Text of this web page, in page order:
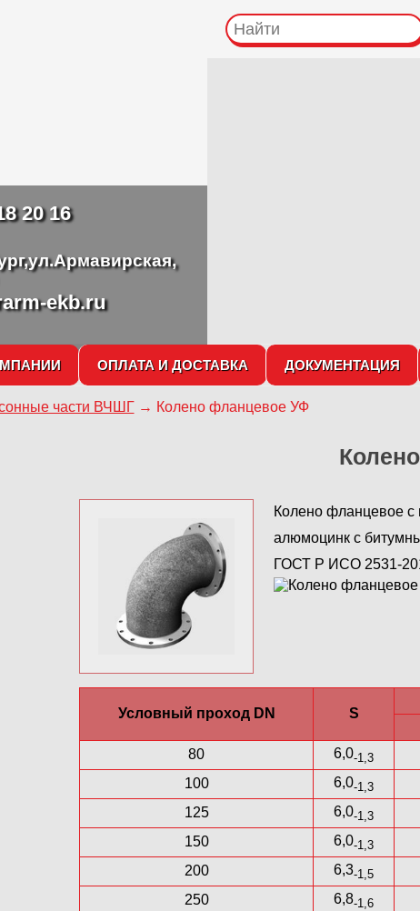
20 16
ekb.ru
ОПЛАТА И ДОСТАВКА ДОКУМЕНТАЦИЯ
части ВЧШГ→ Колено фланцевое УФ
Колено фланцевое с
алюмоцинк с
ГОСТ Р ИСО 2531-
Условный проход DN S
80
6,0-1,3
100
6,0-1,3
125
6,0-1,3
150
6,0-1,3
200
6,3-1,5
250
6,8-1,6